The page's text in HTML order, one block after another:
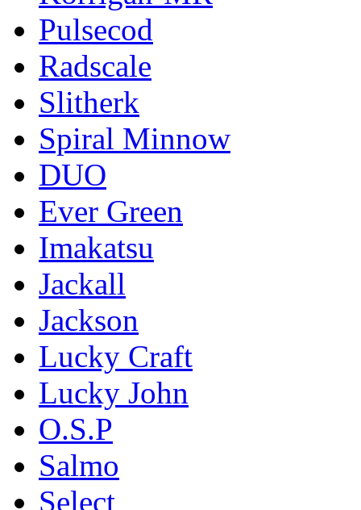
Pulsecod
Radscale
Slitherk
Spiral Minnow
DUO
Ever Green
Imakatsu
Jackall
Jackson
Lucky Craft
Lucky John
O.S.P
Salmo
Select